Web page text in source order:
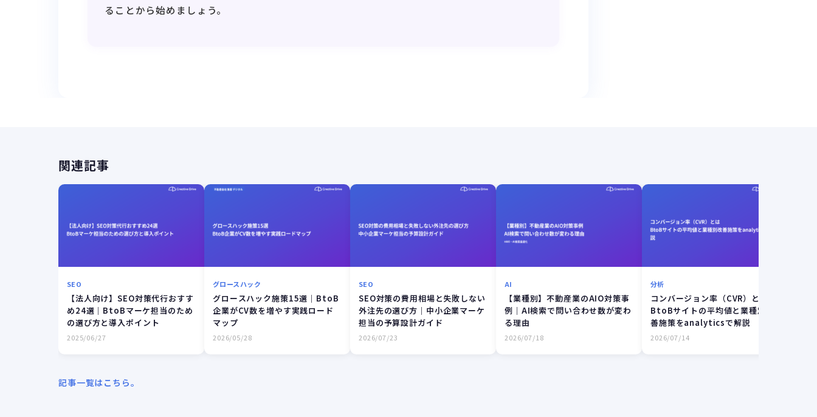
ることから始めましょう。
関連記事
SEO
【法人向け】SEO対策代行おすす
め24選｜BtoBマーケ担当のため
の選び方と導入ポイント
2025/06/27
グロースハック
グロースハック施策15選｜BtoB
企業がCV数を増やす実践ロード
マップ
2026/05/28
SEO
SEO対策の費用相場と失敗しない
外注先の選び方｜中小企業マーケ
担当の予算設計ガイド
2026/07/23
AI
【業種別】不動産業のAIO対策事
例｜AI検索で問い合わせ数が変わ
る理由
2026/07/18
分析
コンバージョン率（CVR）とは｜
BtoBサイトの平均値と業種別改
善施策をanalyticsで解説
2026/07/14
記事一覧はこちら。